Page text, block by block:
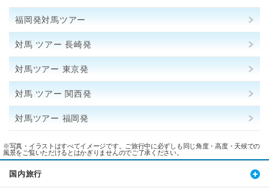
福岡発対馬ツアー
対馬 ツアー 長崎発
対馬ツアー 東京発
対馬 ツアー 関西発
対馬ツアー 福岡発
※写真・イラストはすべてイメージです。ご旅行中に必ずしも同じ角度・高度・天候での
風景をご覧いただけるとはかぎりませんのでご了承ください。
国内旅行